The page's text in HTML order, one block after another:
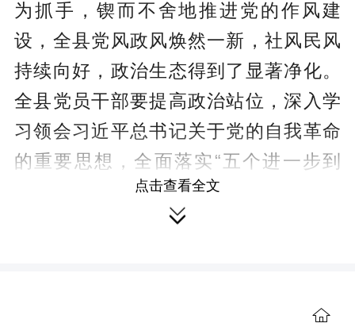
为抓手，锲而不舍地推进党的作风建
设，全县党风政风焕然一新，社风民风
持续向好，政治生态得到了显著净化。
全县党员干部要提高政治站位，深入学
习领会习近平总书记关于党的自我革命
的重要思想，全面落实“五个进一步到
位”的重要要求，始终把中央八项规定作
为长期有效的铁规矩、硬杠杠，以实际
点击查看全文
